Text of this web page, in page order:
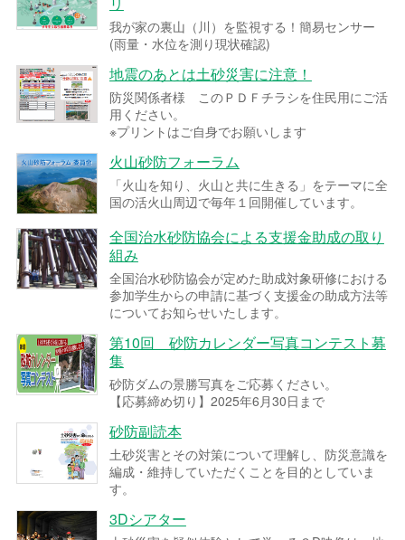
我が家の裏山（川）を監視する！簡易センサー
(雨量・水位を測り現状確認)
地震のあとは土砂災害に注意！
防災関係者様 このＰＤＦチラシを住民用にご活
用ください。
※プリントはご自身でお願いします
火山砂防フォーラム
「火山を知り、火山と共に生きる」をテーマに全
国の活火山周辺で毎年１回開催しています。
全国治水砂防協会による支援金助成の取り
組み
全国治水砂防協会が定めた助成対象研修における
参加学生からの申請に基づく支援金の助成方法等
についてお知らせいたします。
第10回 砂防カレンダー写真コンテスト募
集
砂防ダムの景勝写真をご応募ください。
【応募締め切り】2025年6月30日まで
砂防副読本
土砂災害とその対策について理解し、防災意識を
編成・維持していただくことを目的としていま
す。
3Dシアター